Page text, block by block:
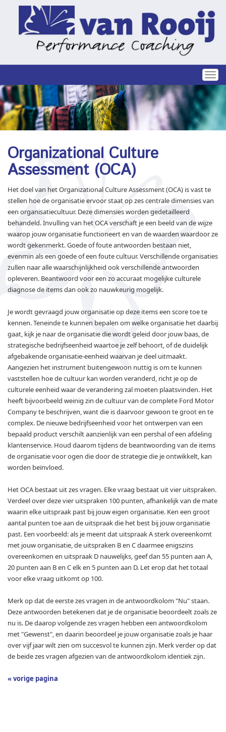
Organizational Culture
Assessment (OCA)
Het doel van het Organizational Culture Assessment (OCA) is vast te
stellen hoe de organisatie ervoor staat op zes centrale dimensies van
een organisatiecultuur. Deze dimensies worden gedetailleerd
behandeld. Invulling van het OCA verschaft je een beeld van de wijze
waarop jouw organisatie functioneert en van de waarden waardoor ze
wordt gekenmerkt. Goede of foute antwoorden bestaan niet,
evenmin als een goede of een foute cultuur. Verschillende organisaties
zullen naar alle waarschijnlijkheid ook verschillende antwoorden
opleveren. Beantwoord voor een zo accuraat mogelijke culturele
diagnose de items dan ook zo nauwkeurig mogelijk.
Je wordt gevraagd jouw organisatie op deze items een score toe te
kennen. Teneinde te kunnen bepalen om welke organisatie het daarbij
gaat, kijk je naar de organisatie die wordt geleid door jouw baas, de
strategische bedrijfseenheid waartoe je zelf behoort, of de duidelijk
afgebakende organisatie-eenheid waarvan je deel uitmaakt.
Aangezien het instrument buitengewoon nuttig is om te kunnen
vaststellen hoe de cultuur kan worden veranderd, richt je op de
culturele eenheid waar de verandering zal moeten plaatsvinden. Het
heeft bijvoorbeeld weinig zin de cultuur van de complete Ford Motor
Company te beschrijven, want die is daarvoor gewoon te groot en te
complex. De nieuwe bedrijfseenheid voor het ontwerpen van een
bepaald product verschilt aanzienlijk van een pershal of een afdeling
klantenservice. Houd daarom tijdens de beantwoording van de items
de organisatie voor ogen die door de strategie die je ontwikkelt, kan
worden beïnvloed.
Het OCA bestaat uit zes vragen. Elke vraag bestaat uit vier uitspraken.
Verdeel over deze vier uitspraken 100 punten, afhankelijk van de mate
waarin elke uitspraak past bij jouw eigen organisatie. Ken een groot
aantal punten toe aan de uitspraak die het best bij jouw organisatie
past. Een voorbeeld: als je meent dat uitspraak A sterk overeenkomt
met jouw organisatie, de uitspraken B en C daarmee enigszins
overeenkomen en uitspraak D nauwelijks, geef dan 55 punten aan A,
20 punten aan B en C elk en 5 punten aan D. Let erop dat het totaal
voor elke vraag uitkomt op 100.
Merk op dat de eerste zes vragen in de antwoordkolom "Nu" staan.
Deze antwoorden betekenen dat je de organisatie beoordeelt zoals ze
nu is. De daarop volgende zes vragen hebben een antwoordkolom
met "Gewenst", en daarin beoordeel je jouw organisatie zoals je haar
over vijf jaar wilt zien om succesvol te kunnen zijn. Merk verder op dat
de beide zes vragen afgezien van de antwoordkolom identiek zijn.
« vorige pagina